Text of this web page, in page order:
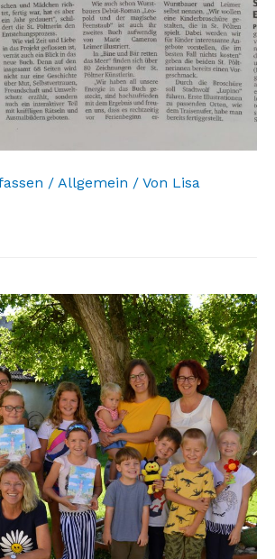
/ Allgemein / Von Lisa